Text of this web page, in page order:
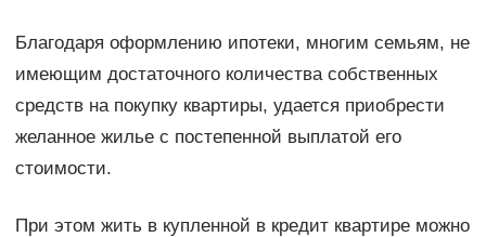
Благодаря оформлению ипотеки, многим семьям, не
имеющим достаточного количества собственных
средств на покупку квартиры, удается приобрести
желанное жилье с постепенной выплатой его
стоимости.
При этом жить в купленной в кредит квартире можно